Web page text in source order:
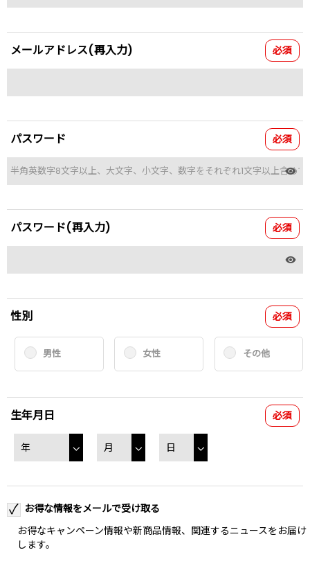
メールアドレス(再入力) 必須
パスワード 必須
パスワード(再入力) 必須
性別 必須
男性 女性 その他
生年月日 必須
お得な情報をメールで受け取る
お得なキャンペーン情報や新商品情報、関連するニュースをお届け
します。